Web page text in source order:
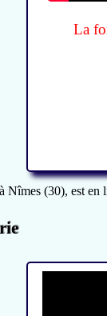
La
Nîmes (30), est